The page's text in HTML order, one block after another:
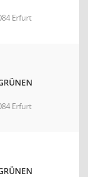
Erfurt
Erfurt